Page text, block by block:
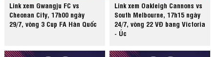
Link xem Gwangju FC vs
Cheonan City, 17h00 ngày
29/7, vòng 3 Cup FA Hàn Quốc
Link xem Oakleigh Cannons vs
South Melbourne, 17h15 ngày
24/7, vòng 22 VĐ bang Victoria
- Úc